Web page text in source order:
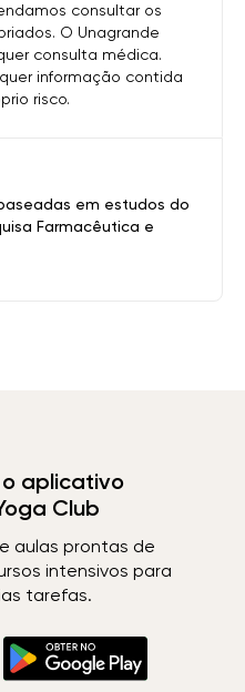
em estudos do
Farmacêutica e
consultar os
O Unagrande
consulta médica.
informação contida
risco.
o aplicativo
Club
aulas prontas de
intensivos para
tarefas.